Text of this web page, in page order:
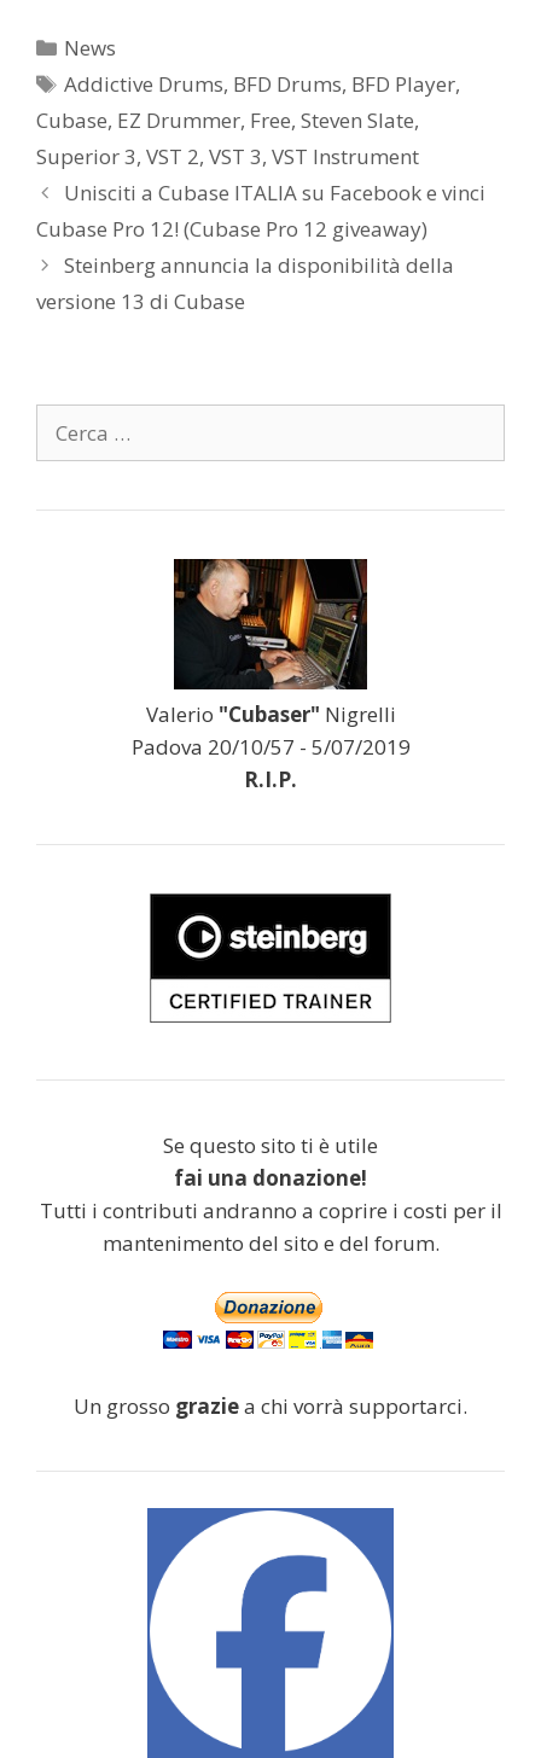
Categorie
News
Tag
Addictive Drums, BFD Drums, BFD Player,
Cubase, EZ Drummer, Free, Steven Slate,
Superior 3, VST 2, VST 3, VST Instrument
Unisciti a Cubase ITALIA su Facebook e vinci
Cubase Pro 12! (Cubase Pro 12 giveaway)
Steinberg annuncia la disponibilità della
versione 13 di Cubase
Valerio "Cubaser" Nigrelli
Padova 20/10/57 - 5/07/2019
R.I.P.
Se questo sito ti è utile
fai una donazione!
Tutti i contributi andranno a coprire i costi per il
mantenimento del sito e del forum.
Un grosso graziea chi vorrà supportarci.